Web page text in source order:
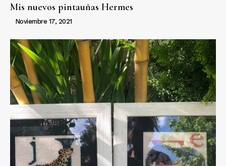
Mis nuevos pintauñas Hermes
Noviembre 17, 2021